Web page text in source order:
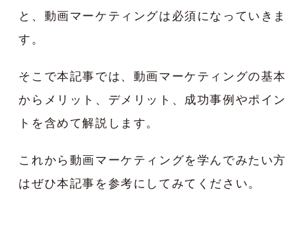
と、動画マーケティングは必須になっていきま
す。
そこで本記事では、動画マーケティングの基本
からメリット、デメリット、成功事例やポイン
トを含めて解説します。
これから動画マーケティングを学んでみたい方
はぜひ本記事を参考にしてみてください。